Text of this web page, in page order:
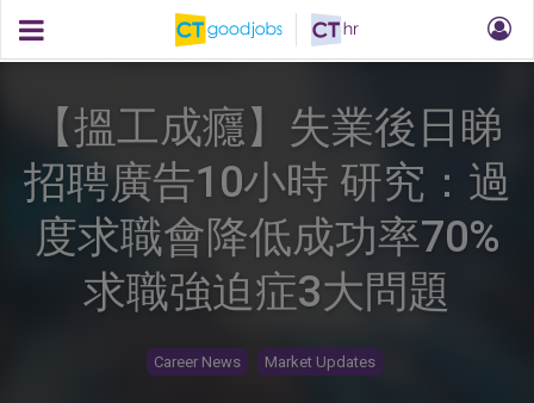
【搵工成癮】失業後日睇
招聘廣告10小時 研究：過
度求職會降低成功率70%
求職強迫症3大問題
Career News Market Updates